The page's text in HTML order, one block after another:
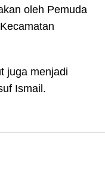
oleh Pemuda
juga menjadi
Ismail.